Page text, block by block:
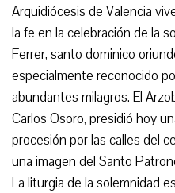
Arquidiócesis de Valencia
la fe en la celebración de la
Ferrer, santo dominico
especialmente reconocido
abundantes milagros. El
Carlos Osoro, presidió hoy
procesión por las calles del
una imagen del Santo
La liturgia de la solemnidad